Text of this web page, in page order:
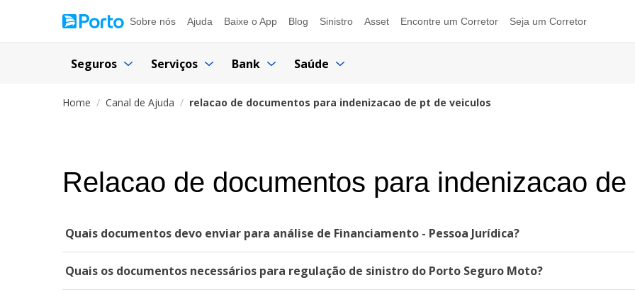
Sobre nós Ajuda Baixe o App Blog Sinistro Asset Encontre um Corretor Seja um Corretor
Seguros Serviços Bank Saúde
Home Canal de Ajuda relacao de documentos para indenizacao de pt de veiculos
Relacao de documentos para indenizacao
Quais documentos devo enviar para análise de Financiamento - Pessoa Jurídica?
Quais os documentos necessários para regulação de sinistro do Porto Seguro Moto?